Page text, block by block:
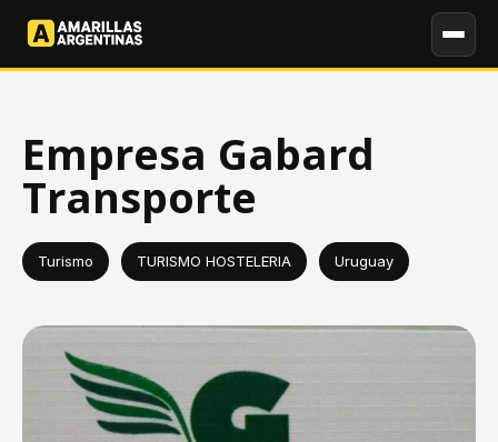
Empresa Gabard
Transporte
Turismo TURISMO HOSTELERIA Uruguay